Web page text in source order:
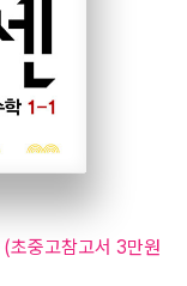
초중고참고서 3만원